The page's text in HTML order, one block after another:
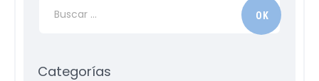
Categorías